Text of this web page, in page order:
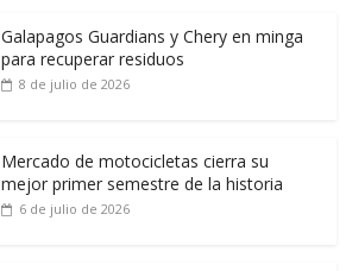
Galapagos Guardians y Chery en minga
para recuperar residuos
8 de julio de 2026
Mercado de motocicletas cierra su
mejor primer semestre de la historia
6 de julio de 2026